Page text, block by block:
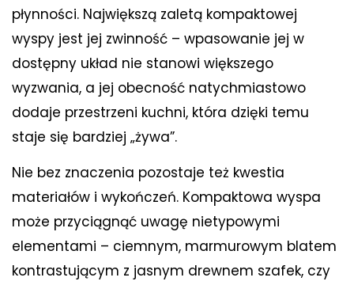
płynności. Największą zaletą kompaktowej
wyspy jest jej zwinność – wpasowanie jej w
dostępny układ nie stanowi większego
wyzwania, a jej obecność natychmiastowo
dodaje przestrzeni kuchni, która dzięki temu
staje się bardziej „żywa”.
Nie bez znaczenia pozostaje też kwestia
materiałów i wykończeń. Kompaktowa wyspa
może przyciągnąć uwagę nietypowymi
elementami – ciemnym, marmurowym blatem
kontrastującym z jasnym drewnem szafek, czy